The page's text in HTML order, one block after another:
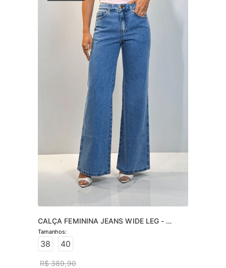
CALÇA FEMININA JEANS WIDE LEG -
JEANS CLARO
38 40
R$ 389,90